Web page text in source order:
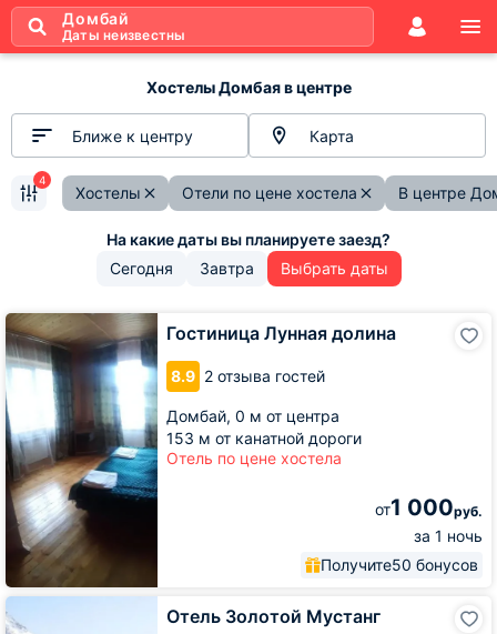
Домбай
Даты неизвестны
Хостелы Домбая в центре
Ближе к центру Карта
Хостелы Отели по цене хостела В центре
4
Сегодня Завтра Выбрать даты
Гостиница Лунная долина
8.9 2 отзыва гостей
Домбай, 0 м от центра
153 м от канатной дороги
Отель по цене хостела
от1 000руб.
за 1 ночь
Получите50 бонусов
Гостиница
Лунная
долина
Отель Золотой Мустанг
Отель
Золотой